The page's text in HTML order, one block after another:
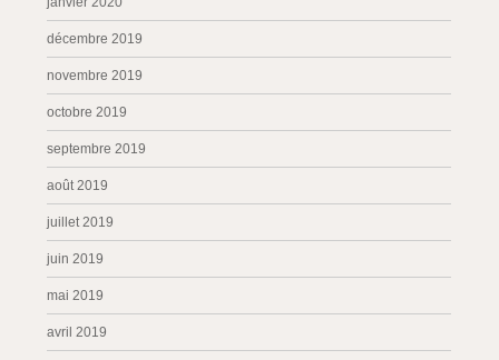
décembre 2019
novembre 2019
octobre 2019
septembre 2019
août 2019
juillet 2019
juin 2019
mai 2019
avril 2019